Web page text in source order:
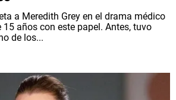
a Meredith Grey en el drama médico
15 años con este papel. Antes, tuvo
de los...